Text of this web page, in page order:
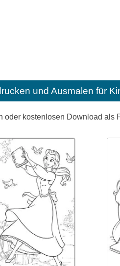
und Ausmalen für
oder kostenlosen Download als